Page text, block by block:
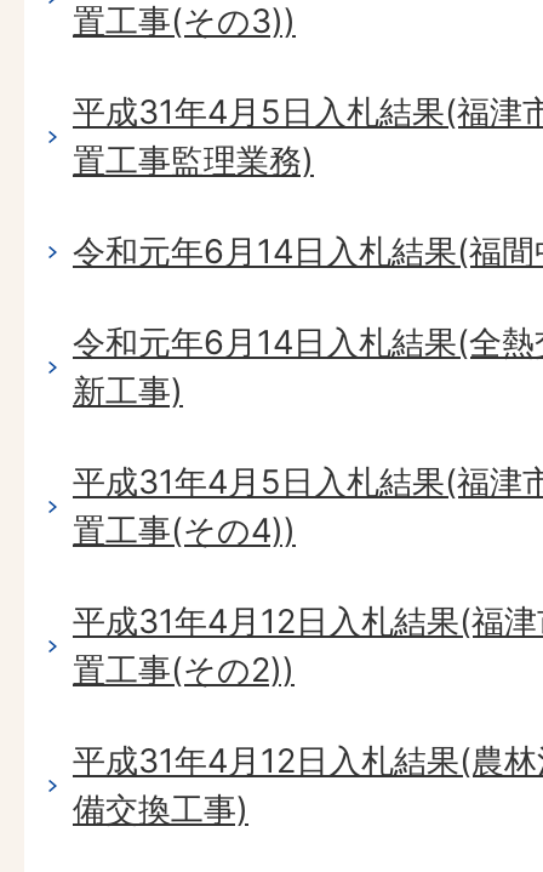
置工事(その3))
平成31年4月5日入札結果(福津
置工事監理業務)
令和元年6月14日入札結果(福
令和元年6月14日入札結果(全
新工事)
平成31年4月5日入札結果(福津
置工事(その4))
平成31年4月12日入札結果(福
置工事(その2))
平成31年4月12日入札結果(農
備交換工事)